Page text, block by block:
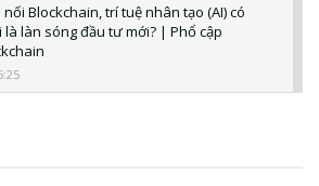
nối Blockchain, trí tuệ nhân tạo (AI) có
là làn sóng đầu tư mới? | Phổ cập